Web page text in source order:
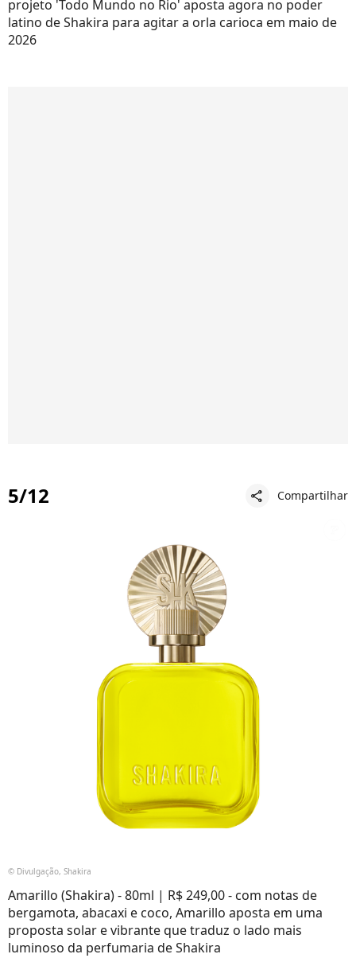
projeto 'Todo Mundo no Rio' aposta agora no poder
latino de Shakira para agitar a orla carioca em maio de
2026
5/12 share Compartilhar
© Divulgação, Shakira
Amarillo (Shakira) - 80ml | R$ 249,00 - com notas de
bergamota, abacaxi e coco, Amarillo aposta em uma
proposta solar e vibrante que traduz o lado mais
luminoso da perfumaria de Shakira